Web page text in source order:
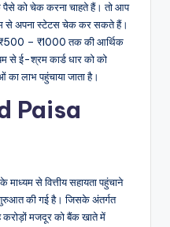
पैसे को चेक करना चाहते हैं। तो आप
से अपना स्टेटस चेक कर सकते हैं।
₹500 – ₹1000 तक की आर्थिक
से ई-श्रम कार्ड धार को को
लाभ पहुंचाया जाता है।
Paisa
से वित्तीय सहायता पहुंचाने
की गई है। जिसके अंतर्गत
करोड़ों मजदूर को बैंक खाते में